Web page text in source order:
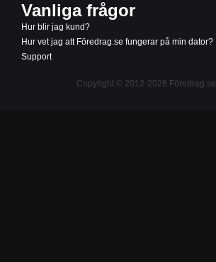
Vanliga frågor
Hur blir jag kund?
Hur vet jag att Föredrag.se fungerar på min dator?
Support
Copyright © 2012-2026 Föredrag.se